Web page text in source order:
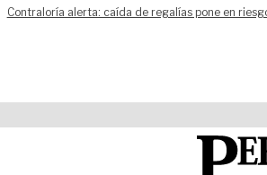
Contraloría alerta: caída de regalías pone en